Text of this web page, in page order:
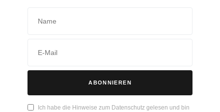
ABONNIEREN
Ich habe die Hinweise zum Datenschutz gelesen und bin